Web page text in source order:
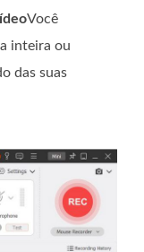
Você
inteira ou
das suas